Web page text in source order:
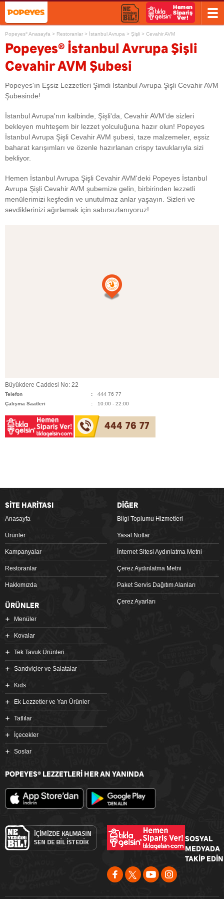
Popeyes® Anasayfa > Restoranlar > İstanbul Avrupa > Şişli > Cevahir AVM
Popeyes®
İstanbul Avrupa Şişli
Cevahir AVM Şubesi
Popeyes'ın Eşsiz Lezzetleri Şimdi İstanbul Avrupa Şişli Cevahir AVM
Şubesinde!
İstanbul Avrupa'nın kalbinde, Şişli'da, Cevahir AVM'de sizleri
bekleyen muhteşem bir lezzet yolculuğuna hazır olun! Popeyes
İstanbul Avrupa Şişli Cevahir AVM şubesi, taze malzemeler, eşsiz
baharat karışımları ve özenle hazırlanan crispy tavuklarıyla sizi
bekliyor.
Hemen İstanbul Avrupa Şişli Cevahir AVM'deki Popeyes İstanbul
Avrupa Şişli Cevahir AVM şubemize gelin, birbirinden lezzetli
menülerimizi keşfedin ve unutulmaz anlar yaşayın. Sizleri ve
sevdiklerinizi ağırlamak için sabırsızlanıyoruz!
Büyükdere Caddesi No: 22
Telefon
444 76 77
Çalışma Saatleri
10:00 - 22:00
444 76 77
SİTE HARİTASI
Anasayfa
Ürünler
Kampanyalar
Restoranlar
Hakkımızda
DİĞER
Bilgi Toplumu Hizmetleri
Yasal Notlar
İnternet Sitesi Aydınlatma Metni
Çerez Aydınlatma Metni
Paket Servis Dağıtım Alanları
Çerez Ayarları
ÜRÜNLER
Menüler
Kovalar
Tek Tavuk Ürünleri
Sandviçler ve Salatalar
Kids
Ek Lezzetler ve Yan Ürünler
Tatlılar
İçecekler
Soslar
POPEYES® LEZZETLERİ HER AN YANINDA
SOSYAL
MEDYADA
TAKİP EDİN